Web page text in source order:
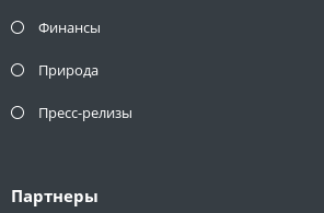
Финансы
Природа
Пресс-релизы
Партнеры